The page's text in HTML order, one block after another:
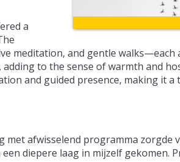
a
meditation, and gentle walks—each
to the sense of warmth and
and guided presence, making it a
met afwisselend programma zorgde
diepere laag in mijzelf gekomen.